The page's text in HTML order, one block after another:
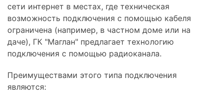
сети интернет в местах, где техническая
возможность подключения с помощью кабеля
ограничена (например, в частном доме или на
даче), ГК "Маглан" предлагает технологию
подключения с помощью радиоканала.
Преимуществами этого типа подключения
являются: